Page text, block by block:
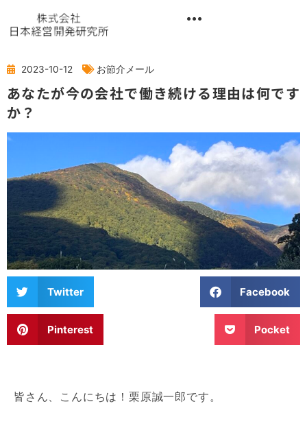
キ
プ
2023-10-12 お節介メール
あなたが今の会社で働き続ける理由は何です
か？
Twitter Facebook
Pinterest Pocket
皆さん、こんにちは！栗原誠一郎です。